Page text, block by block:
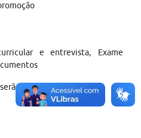
e entrevista, Exame
eliminatórias).